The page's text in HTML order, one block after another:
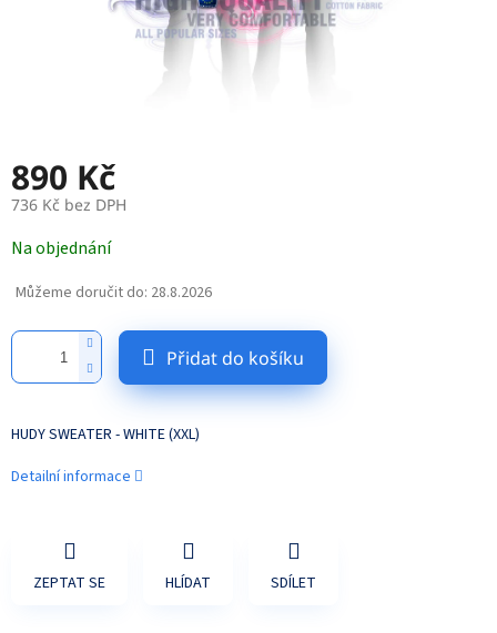
890 Kč
736 Kč bez DPH
cena:
Na objednání
Můžeme doručit do: 28.8.2026
Přidat do košíku
HUDY SWEATER - WHITE (XXL)
Detailní informace
ZEPTAT SE HLÍDAT SDÍLET